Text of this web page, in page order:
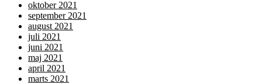
oktober 2021
september 2021
august 2021
juli 2021
juni 2021
maj 2021
april 2021
marts 2021